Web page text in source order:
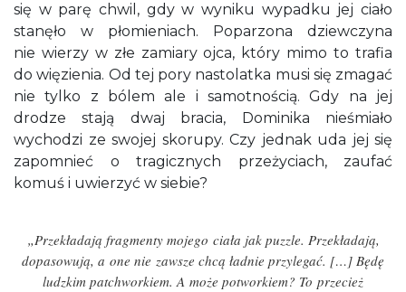
się w parę chwil, gdy w wyniku wypadku jej ciało
stanęło w płomieniach. Poparzona dziewczyna
nie wierzy w złe zamiary ojca, który mimo to trafia
do więzienia. Od tej pory nastolatka musi się zmagać
nie tylko z bólem ale i samotnością. Gdy na jej
drodze stają dwaj bracia, Dominika nieśmiało
wychodzi ze swojej skorupy. Czy jednak uda jej się
zapomnieć o tragicznych przeżyciach, zaufać
komuś i uwierzyć w siebie?
„Przekładają fragmenty mojego ciała jak puzzle. Przekładają,
dopasowują, a one nie zawsze chcą ładnie przylegać. […] Będę
ludzkim patchworkiem. A może potworkiem? To przecież